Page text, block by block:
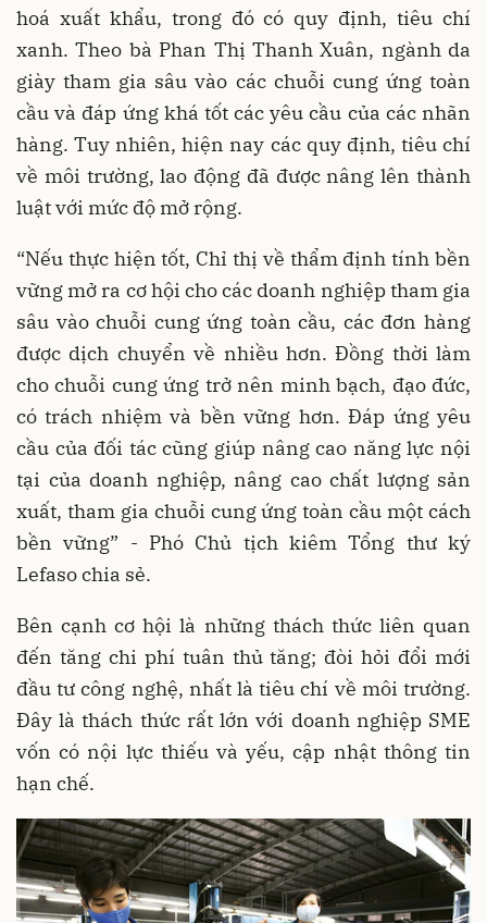
hoá xuất khẩu, trong đó có quy định, tiêu chí
xanh. Theo bà Phan Thị Thanh Xuân, ngành da
giày tham gia sâu vào các chuỗi cung ứng toàn
cầu và đáp ứng khá tốt các yêu cầu của các nhãn
hàng. Tuy nhiên, hiện nay các quy định, tiêu chí
về môi trường, lao động đã được nâng lên thành
luật với mức độ mở rộng.
“Nếu thực hiện tốt, Chỉ thị về thẩm định tính bền
vững mở ra cơ hội cho các doanh nghiệp tham gia
sâu vào chuỗi cung ứng toàn cầu, các đơn hàng
được dịch chuyển về nhiều hơn. Đồng thời làm
cho chuỗi cung ứng trở nên minh bạch, đạo đức,
có trách nhiệm và bền vững hơn. Đáp ứng yêu
cầu của đối tác cũng giúp nâng cao năng lực nội
tại của doanh nghiệp, nâng cao chất lượng sản
xuất, tham gia chuỗi cung ứng toàn cầu một cách
bền vững” - Phó Chủ tịch kiêm Tổng thư ký
Lefaso chia sẻ.
Bên cạnh cơ hội là những thách thức liên quan
đến tăng chi phí tuân thủ tăng; đòi hỏi đổi mới
đầu tư công nghệ, nhất là tiêu chí về môi trường.
Đây là thách thức rất lớn với doanh nghiệp SME
vốn có nội lực thiếu và yếu, cập nhật thông tin
hạn chế.